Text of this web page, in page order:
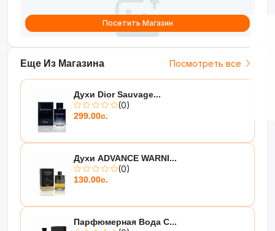
Еще Из Магазина Посмотреть все
Духи Dior Sauvage...
(0)
299.00с.
Духи ADVANCE WARNI...
(0)
130.00с.
Парфюмерная Вода C...
Посетить Магазин